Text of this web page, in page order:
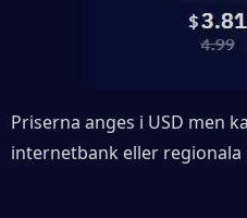
Priserna anges i USD men
internetbank eller